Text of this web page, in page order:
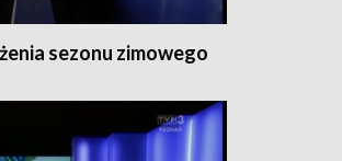
sezonu zimowego